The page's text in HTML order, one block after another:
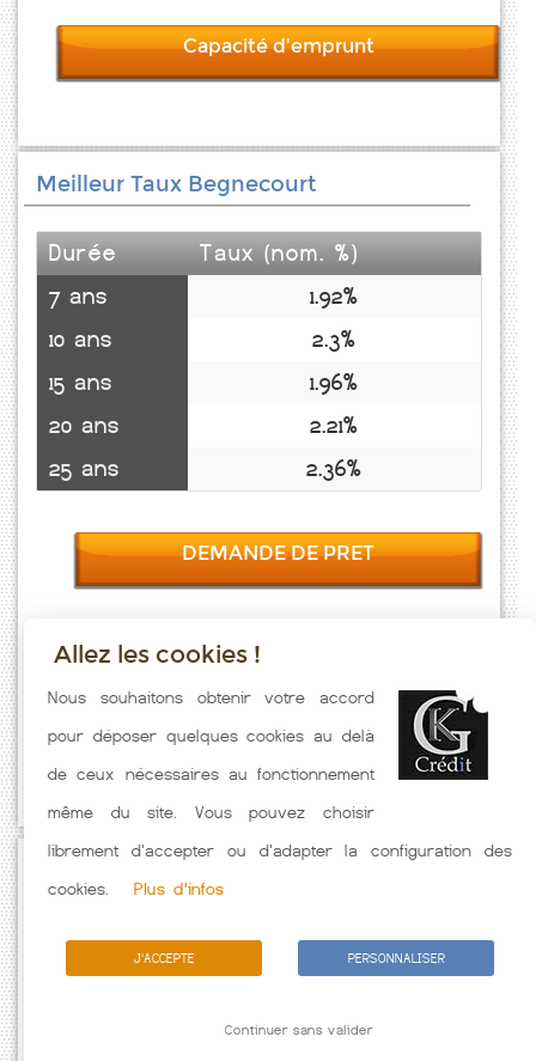
Capacité d'emprunt
Meilleur Taux Begnecourt
Durée
Taux (nom. %)
7 ans
1.92%
10 ans
2.3%
15 ans
1.96%
20 ans
2.21%
25 ans
2.36%
DEMANDE DE PRET
Taux emprunt actualisés (Begnecourt) toutes les semaines. Taux
Immobilier pratiqués par nos partenaires bancaires. Meilleur Taux
hors assurance. Taux crédit immobilier indicatif fonction des
caractéristiques de l'emprunteur.
Allez les cookies !
Nous souhaitons obtenir votre accord
pour déposer quelques cookies au delà
de ceux nécessaires au fonctionnement
même du site. Vous pouvez choisir
librement d'accepter ou d'adapter la configuration des
cookies.
Plus d'infos
J'ACCEPTE PERSONNALISER
Continuer sans valider